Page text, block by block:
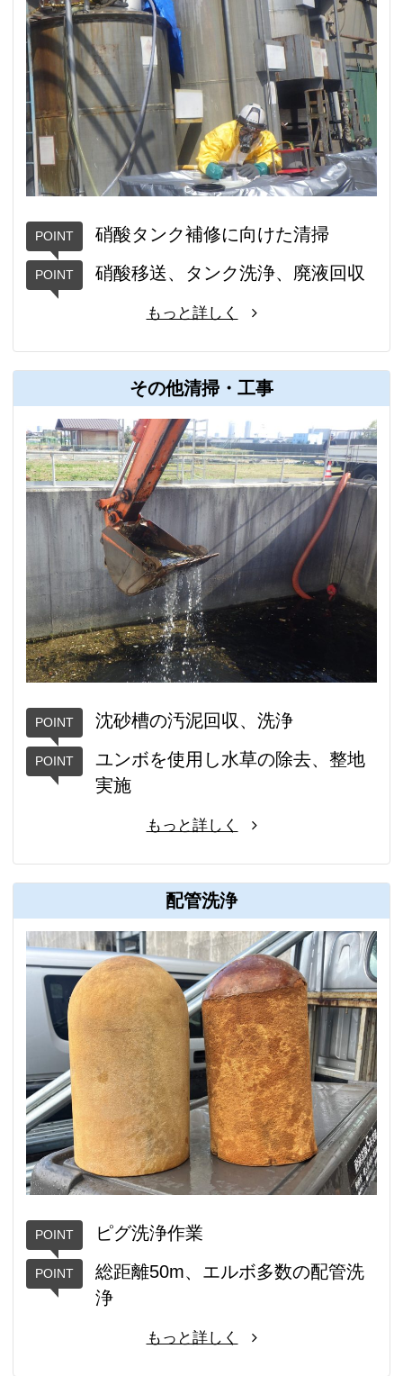
硝酸タンク補修に向けた清掃
硝酸移送、タンク洗浄、廃液回収
もっと詳しく
その他清掃・工事
沈砂槽の汚泥回収、洗浄
ユンボを使用し水草の除去、整地
実施
もっと詳しく
配管洗浄
ピグ洗浄作業
総距離50m、エルボ多数の配管洗
浄
もっと詳しく